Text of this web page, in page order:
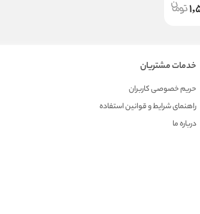
خدمات مشتریان
حریم خصوصی کاربران
راهنمای شرایط و قوانین استفاده
درباره ما